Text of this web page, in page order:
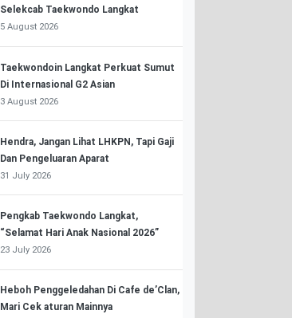
Selekcab Taekwondo Langkat
5 August 2026
Taekwondoin Langkat Perkuat Sumut
Di Internasional G2 Asian
3 August 2026
Hendra, Jangan Lihat LHKPN, Tapi Gaji
Dan Pengeluaran Aparat
31 July 2026
Pengkab Taekwondo Langkat,
“Selamat Hari Anak Nasional 2026”
23 July 2026
Heboh Penggeledahan Di Cafe de’Clan,
Mari Cek aturan Mainnya